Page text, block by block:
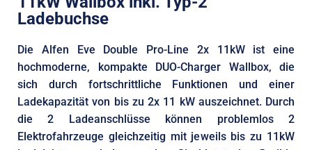
Ladebuchse
Die Alfen Eve Double Pro-Line 2x 11kW ist eine
hochmoderne, kompakte DUO-Charger Wallbox, die
sich durch fortschrittliche Funktionen und einer
Ladekapazität von bis zu 2x 11 kW auszeichnet. Durch
die 2 Ladeanschlüsse können problemlos 2
Elektrofahrzeuge gleichzeitig mit jeweils bis zu 11kW